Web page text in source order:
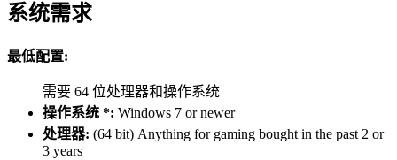
系统需求
最低配置:
需要 64 位处理器和操作系统
操作系统 *: Windows 7 or newer
处理器: (64 bit) Anything for gaming bought in the past 2 or
3 years